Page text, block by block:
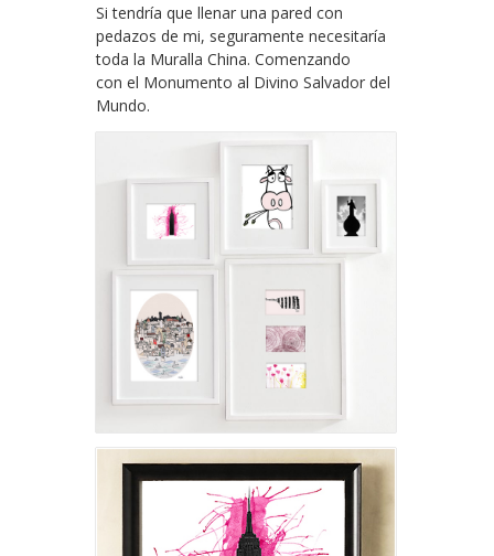
Si tendría que llenar una pared con
pedazos de mi, seguramente necesitaría
toda la Muralla China. Comenzando
con el Monumento al Divino Salvador del
Mundo.